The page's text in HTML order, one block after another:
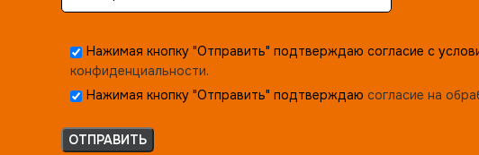
Нажимая кнопку "Отправить" подтверждаю согласие с
конфиденциальности.
Нажимая кнопку "Отправить" подтверждаюсогласие на